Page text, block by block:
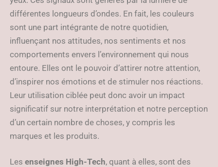
différentes longueurs d’ondes. En fait, les couleurs
sont une part intégrante de notre quotidien,
influençant nos attitudes, nos sentiments et nos
comportements envers l’environnement qui nous
entoure. Elles ont le pouvoir d’attirer notre attention,
d’inspirer nos émotions et de stimuler nos réactions.
Leur utilisation ciblée peut donc avoir un impact
significatif sur notre interprétation et notre perception
d’un certain nombre de choses, y compris les
marques et les produits.
Les enseignes High-Tech, quant à elles, sont des